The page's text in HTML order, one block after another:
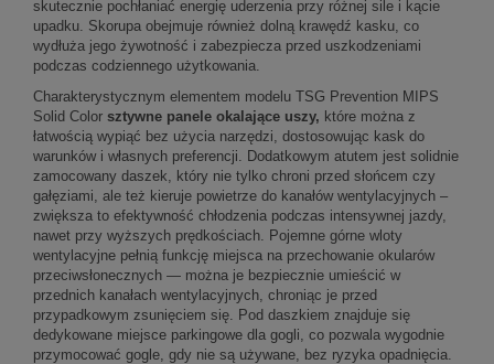
skutecznie pochłaniać energię uderzenia przy różnej sile i kącie
upadku. Skorupa obejmuje również dolną krawędź kasku, co
wydłuża jego żywotność i zabezpiecza przed uszkodzeniami
podczas codziennego użytkowania.
Charakterystycznym elementem modelu TSG Prevention MIPS
Solid Color sztywne panele okalające uszy, które można z
łatwością wypiąć bez użycia narzędzi, dostosowując kask do
warunków i własnych preferencji. Dodatkowym atutem jest solidnie
zamocowany daszek, który nie tylko chroni przed słońcem czy
gałęziami, ale też kieruje powietrze do kanałów wentylacyjnych –
zwiększa to efektywność chłodzenia podczas intensywnej jazdy,
nawet przy wyższych prędkościach. Pojemne górne wloty
wentylacyjne pełnią funkcję miejsca na przechowanie okularów
przeciwsłonecznych — można je bezpiecznie umieścić w
przednich kanałach wentylacyjnych, chroniąc je przed
przypadkowym zsunięciem się. Pod daszkiem znajduje się
dedykowane miejsce parkingowe dla gogli, co pozwala wygodnie
przymocować gogle, gdy nie są używane, bez ryzyka opadnięcia.